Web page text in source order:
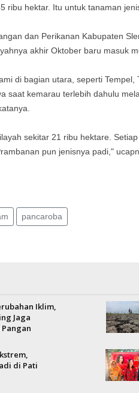
ribu hektar. Itu untuk tanaman
dan Perikanan Kabupaten
akhir Oktober baru masuk
di bagian utara, seperti Tempel,
saat kemarau terlebih dahulu
sekitar 21 ribu hektare.
pun jenisnya padi,"
pancaroba
Iklim,
Jaga
di Pati